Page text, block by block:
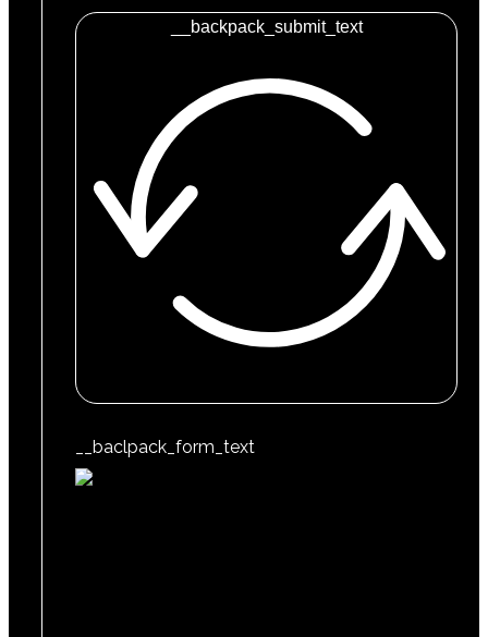
__backpack_submit_text
__baclpack_form_text